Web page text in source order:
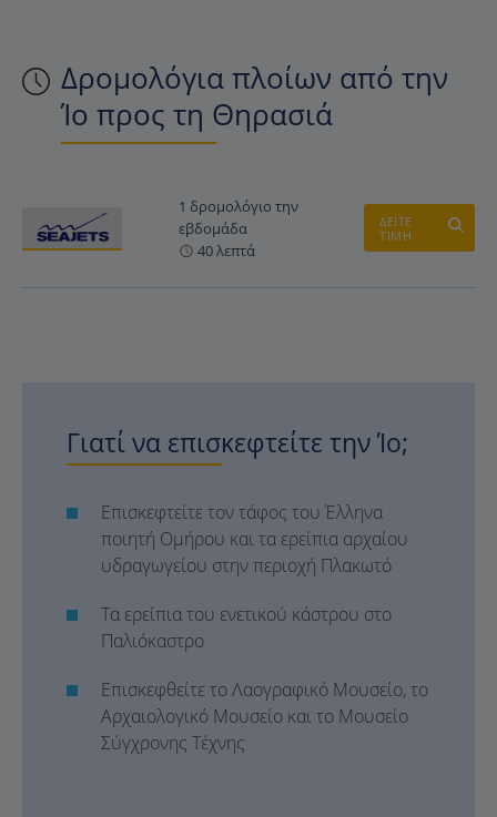
Δρομολόγια πλοίων από την
Ίο προς τη Θηρασιά
1 δρομολόγιο την
εβδομάδα
40 λεπτά
ΔΕΙΤΕ
ΤΙΜΗ
Γιατί να επισκεφτείτε την Ίο;
Επισκεφτείτε τον τάφος του Έλληνα
ποιητή Ομήρου και τα ερείπια αρχαίου
υδραγωγείου στην περιοχή Πλακωτό
Τα ερείπια του ενετικού κάστρου στο
Παλιόκαστρο
Επισκεφθείτε το Λαογραφικό Μουσείο, το
Αρχαιολογικό Μουσείο και το Μουσείο
Σύγχρονης Τέχνης